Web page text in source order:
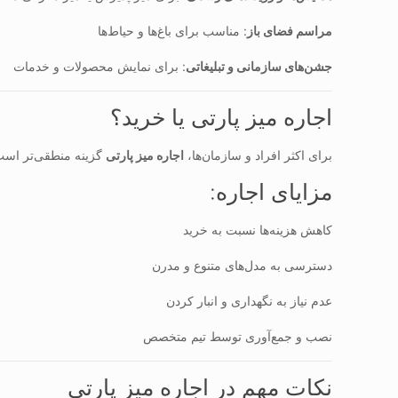
مراسم فضای باز : مناسب برای باغ‌ها و حیاط‌ها
جشن‌های سازمانی و تبلیغاتی: برای نمایش محصولات و خدمات
اجاره میز پارتی یا خرید؟
برای اکثر افراد و سازمان‌ها، اجاره میز پارتی گزینه منطقی‌تر
مزایای اجاره:
کاهش هزینه‌ها نسبت به خرید
دسترسی به مدل‌های متنوع و مدرن
عدم نیاز به نگهداری و انبار کردن
نصب و جمع‌آوری توسط تیم متخصص
نکات مهم در اجاره میز پارتی